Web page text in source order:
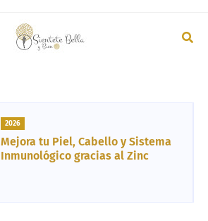
2026
Mejora tu Piel, Cabello y Sistema
Inmunológico gracias al Zinc